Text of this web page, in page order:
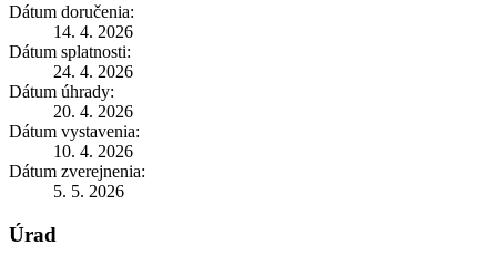
Dátum doručenia:
14. 4. 2026
Dátum splatnosti:
24. 4. 2026
Dátum úhrady:
20. 4. 2026
Dátum vystavenia:
10. 4. 2026
Dátum zverejnenia:
5. 5. 2026
Úrad